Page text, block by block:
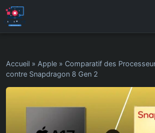
Accueil » Apple » Comparatif des
contre Snapdragon 8 Gen 2